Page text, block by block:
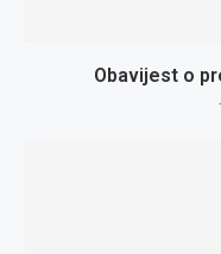
Obavijest o